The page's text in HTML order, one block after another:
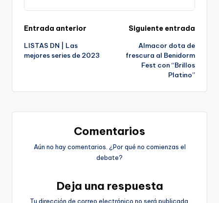
Navegación
de
Entrada anterior
LISTAS DN | Las
mejores series de 2023
Siguiente entrada
Almacor dota de
frescura al Benidorm
Fest con “Brillos
Platino”
Comentarios
Aún no hay comentarios. ¿Por qué no comienzas el
debate?
Deja una respuesta
Tu dirección de correo electrónico no será publicada.